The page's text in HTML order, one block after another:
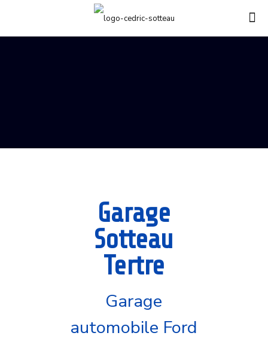
Garage
Sotteau
Tertre
Garage
automobile Ford